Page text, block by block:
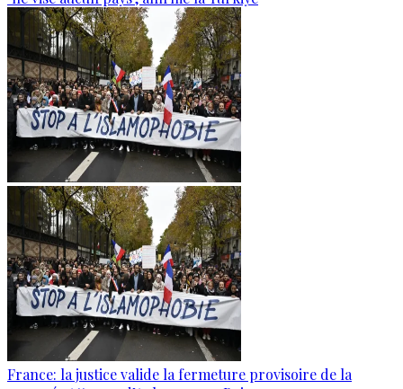
France: la justice valide la fermeture provisoire de la